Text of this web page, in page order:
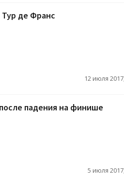
Тур де Франс
12 июля
падения на финише
5 июля